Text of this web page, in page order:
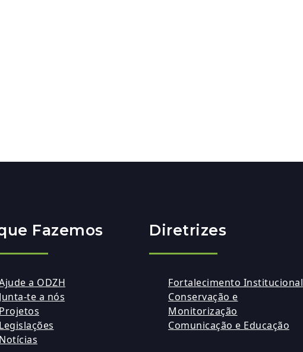
Fazemos
a ODZH
Junta-te a nós
Projetos
Legislações
Notícias
Diretrizes
Fortalecimento Institucional
Conservação e
Monitorização
Comunicação e Educação